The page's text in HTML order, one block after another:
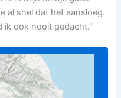
al snel dat het aansloeg.
ik ook nooit gedacht.”